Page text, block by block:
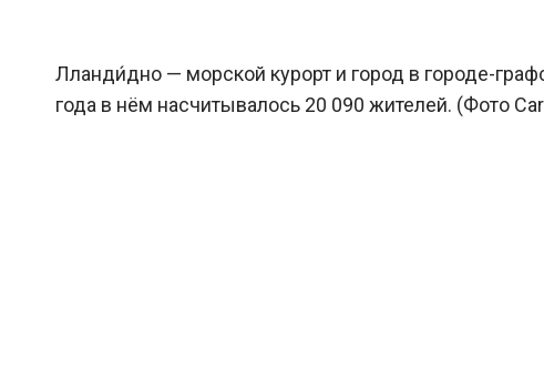
Лланди́дно — морской курорт и город в городе-
года в нём насчитывалось 20 090 жителей. (Фото